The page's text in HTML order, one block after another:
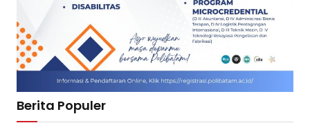
Berita Populer